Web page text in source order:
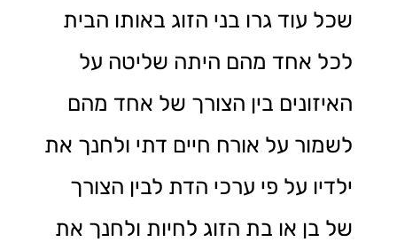
שכל עוד גרו בני הזוג באותו הבית
לכל אחד מהם היתה שליטה על
האיזונים בין הצורך של אחד מהם
לשמור על אורח חיים דתי ולחנך את
ילדיו על פי ערכי הדת לבין הצורך
של בן או בת הזוג לחיות ולחנך את